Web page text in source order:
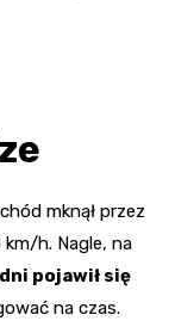
mknął przez
h. Nagle, na
pojawił się
na czas.